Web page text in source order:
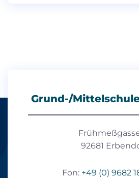
Grund-/
92681
Fon: +49 (0) 9682